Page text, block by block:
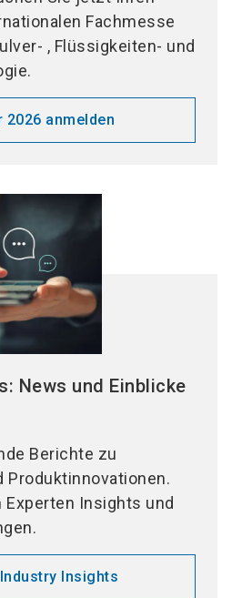
Fachmesse
, Flüssigkeiten- und
anmelden
News und Einblicke
Berichte zu
Produktinnovationen.
Insights und
Insights